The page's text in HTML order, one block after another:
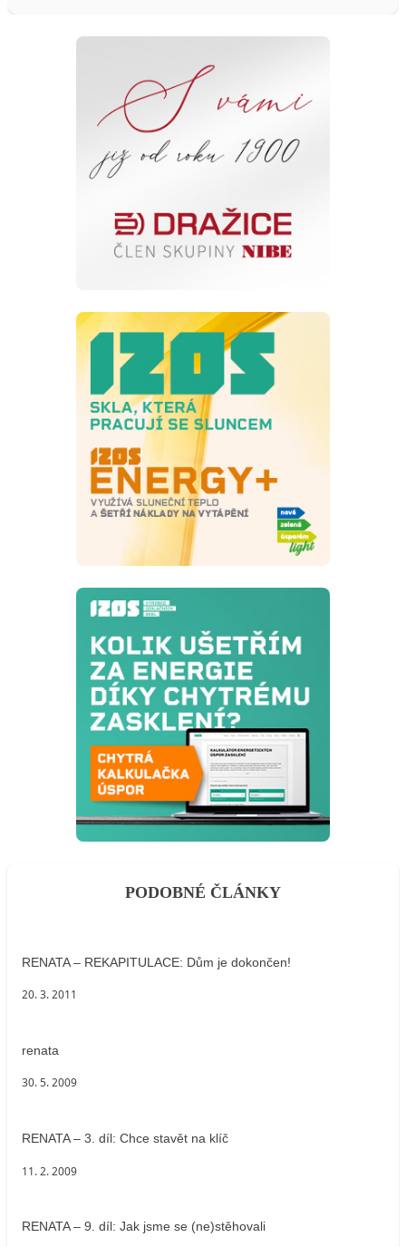
PODOBNÉ ČLÁNKY
RENATA – REKAPITULACE: Dům je dokončen!
20. 3. 2011
renata
30. 5. 2009
RENATA – 3. díl: Chce stavět na klíč
11. 2. 2009
RENATA – 9. díl: Jak jsme se (ne)stěhovali